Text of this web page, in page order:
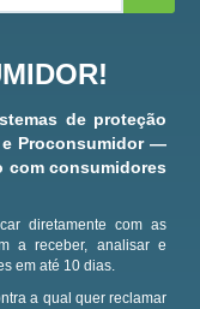
de proteção
Proconsumidor —
com consumidores
diretamente com as
a receber, analisar e
em até 10 dias.
a qual quer reclamar